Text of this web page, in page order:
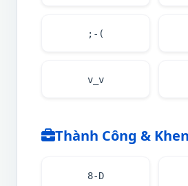
;-(
v_v
Thành Công &
8-D